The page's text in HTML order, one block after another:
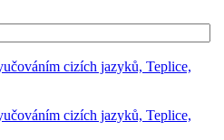
cizích jazyků, Teplice,
cizích jazyků, Teplice,